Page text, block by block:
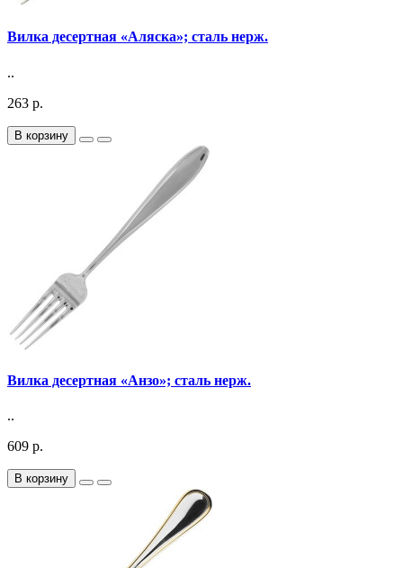
Вилка десертная «Аляска»; сталь нерж.
..
263 р.
В корзину
Вилка десертная «Анзо»; сталь нерж.
..
609 р.
В корзину